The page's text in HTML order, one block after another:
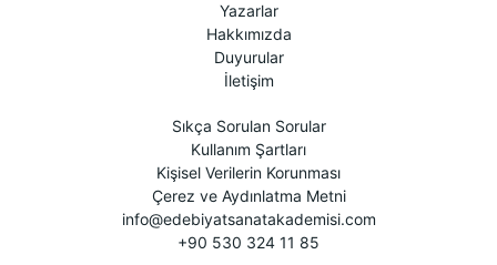
Yazarlar
Hakkımızda
Duyurular
İletişim
Sıkça Sorulan Sorular
Kullanım Şartları
Kişisel Verilerin Korunması
Çerez ve Aydınlatma Metni
info@edebiyatsanatakademisi.com
+90 530 324 11 85